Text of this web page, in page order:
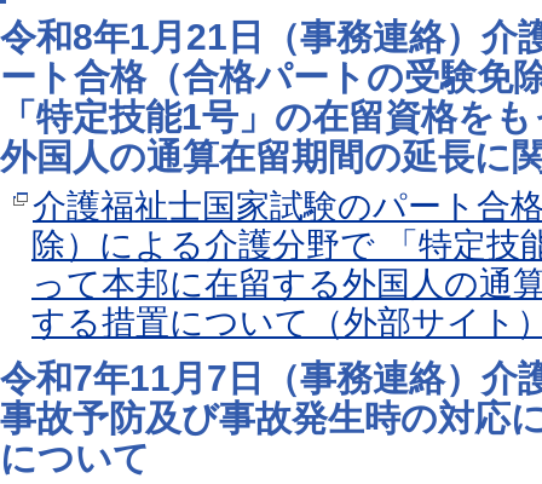
令和8年1月21日（事務連絡）介
ート合格（合格パートの受験免
「特定技能1号」の在留資格を
外国人の通算在留期間の延長に
介護福祉士国家試験のパート合
除）による介護分野で 「特定技
って本邦に在留する外国人の通
する措置について（外部サイト
令和7年11月7日（事務連絡）介
事故予防及び事故発生時の対応
について